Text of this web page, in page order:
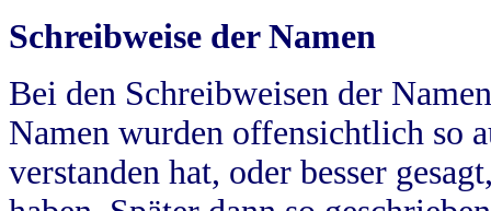
Schreibweise der Namen
Bei den Schreibweisen der
Namen wurden offensichtlich so
verstanden hat, oder besser